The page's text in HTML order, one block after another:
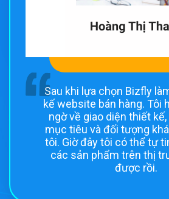
Sau khi lựa chọn Bizfly
kế website bán hàng. Tôi
ngờ về giao diện thiết
mục tiêu và đối tượng
tôi. Giờ đây tôi có thể tự
các sản phẩm trên thị
được rồi.